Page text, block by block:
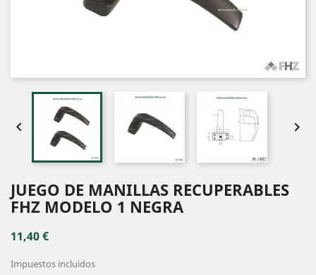
 
JUEGO DE MANILLAS RECUPERABLES
FHZ MODELO 1 NEGRA
11,40 €
Impuestos incluidos